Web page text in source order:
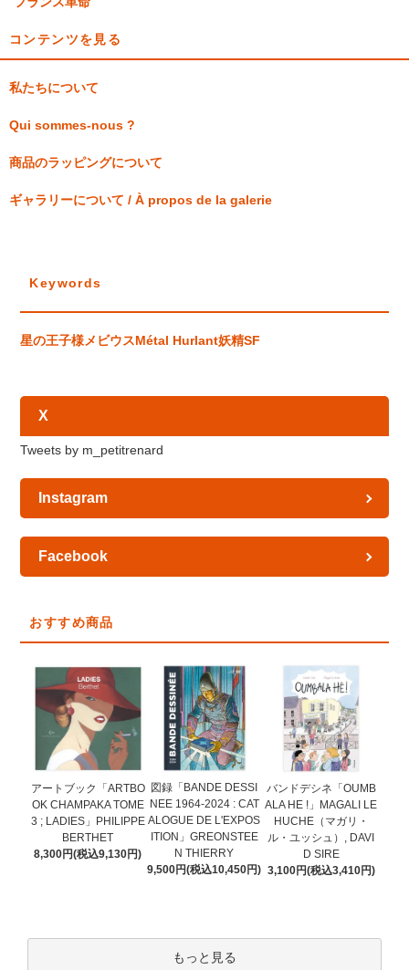
コンテンツを見る
私たちについて
Qui sommes-nous ?
商品のラッピングについて
ギャラリーについて / À propos de la galerie
Keywords
星の王子様メビウスMétal Hurlant妖精SF
X
Tweets by m_petitrenard
Instagram
Facebook
おすすめ商品
アートブック「ARTBO
OK CHAMPAKA TOME
3 ; LADIES」PHILIPPE
BERTHET
8,300円(税込9,130円)
図録「BANDE DESSI
NEE 1964-2024 : CAT
ALOGUE DE L'EXPOS
ITION」GREONSTEE
N THIERRY
9,500円(税込10,450円)
バンドデシネ「OUMB
ALA HE !」MAGALI LE
HUCHE（マガリ・
ル・ユッシュ）, DAVI
D SIRE
3,100円(税込3,410円)
もっと見る